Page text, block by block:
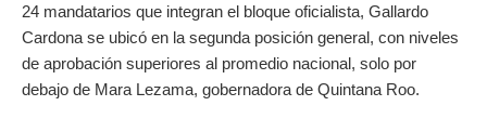
24 mandatarios que integran el bloque oficialista, Gallardo
Cardona se ubicó en la segunda posición general, con niveles
de aprobación superiores al promedio nacional, solo por
debajo de Mara Lezama, gobernadora de Quintana Roo.